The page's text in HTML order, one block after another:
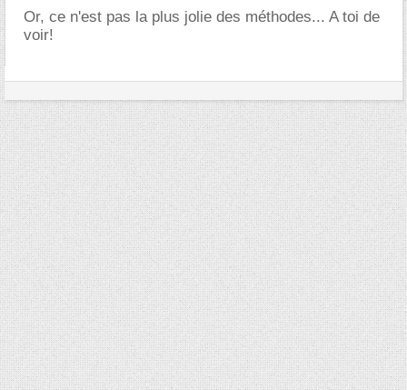
Or, ce n'est pas la plus jolie des méthodes... A toi de
voir!